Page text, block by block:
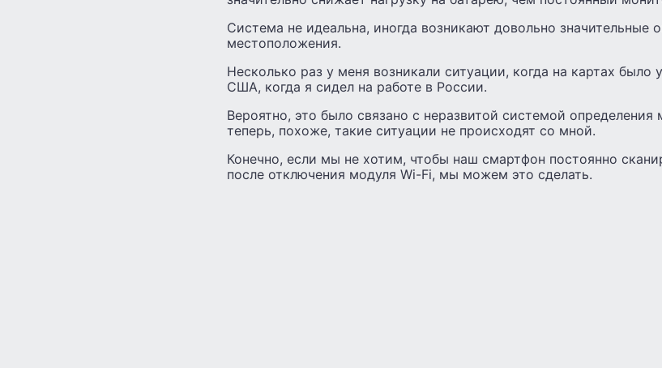
Система не идеальна, иногда возникают довольно значительные
местоположения.
Несколько раз у меня возникали ситуации, когда на картах
США, когда я сидел на работе в России.
Вероятно, это было связано с неразвитой системой
теперь, похоже, такие ситуации не происходят со мной.
Конечно, если мы не хотим, чтобы наш смартфон постоянно
после отключения модуля Wi-Fi, мы можем это сделать.